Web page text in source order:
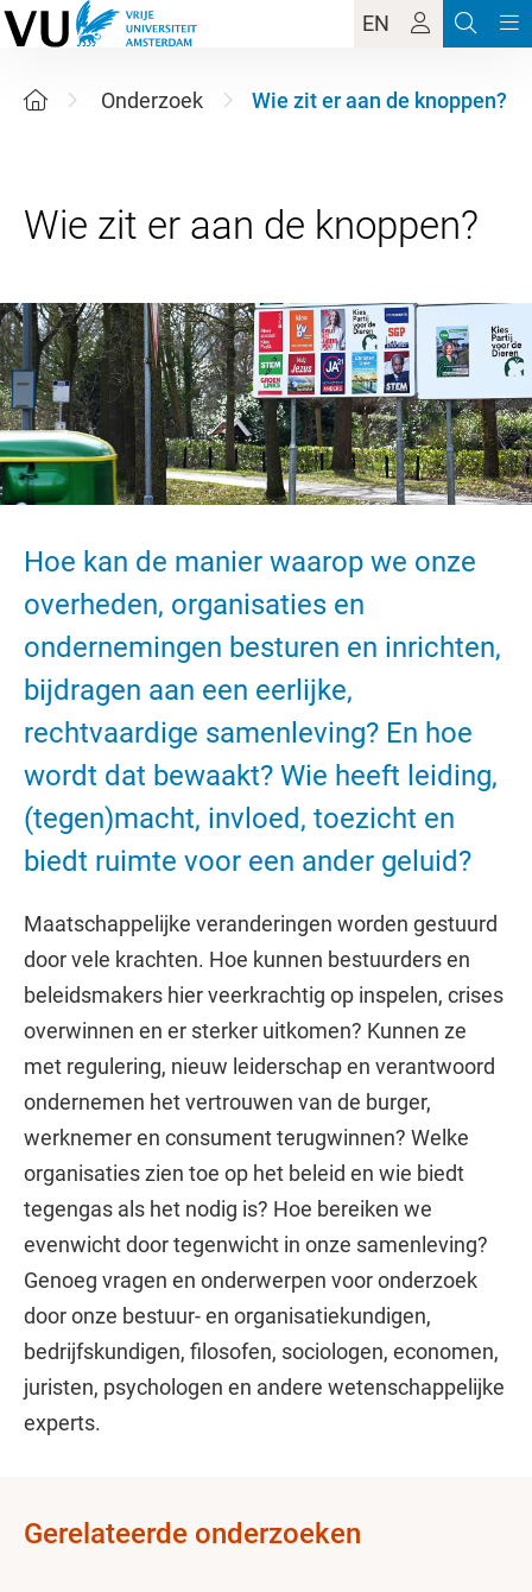
EN
Onderzoek Wie zit er aan de knoppen?
Hoe kan de manier waarop we onze
overheden, organisaties en
ondernemingen besturen en inrichten,
bijdragen aan een eerlijke,
rechtvaardige samenleving? En hoe
wordt dat bewaakt? Wie heeft leiding,
(tegen)macht, invloed, toezicht en
biedt ruimte voor een ander geluid?
Maatschappelijke veranderingen worden gestuurd
door vele krachten. Hoe kunnen bestuurders en
beleidsmakers hier veerkrachtig op inspelen, crises
overwinnen en er sterker uitkomen? Kunnen ze
met regulering, nieuw leiderschap en verantwoord
ondernemen het vertrouwen van de burger,
werknemer en consument terugwinnen? Welke
organisaties zien toe op het beleid en wie biedt
tegengas als het nodig is? Hoe bereiken we
evenwicht door tegenwicht in onze samenleving?
Genoeg vragen en onderwerpen voor onderzoek
door onze bestuur- en organisatiekundigen,
bedrijfskundigen, filosofen, sociologen, economen,
juristen, psychologen en andere wetenschappelijke
experts.
Gerelateerde onderzoeken